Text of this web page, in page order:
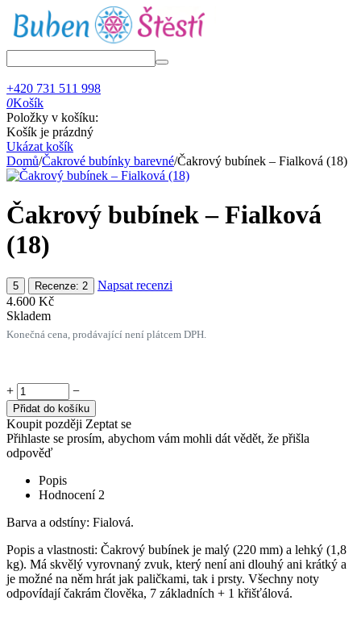
+420 731 511 998
0Košík
Položky v košíku:
Košík je prázdný
Ukázat košík
Domů/Čakrové bubínky barevné/Čakrový bubínek – Fialková (18)
Čakrový bubínek – Fialková
(18)
5 Recenze: 2
Napsat recenzi
4.600 Kč
Skladem
Konečná cena, prodávající není plátcem DPH.
+ −
Přidat do košíku
Koupit později Zeptat se
Přihlaste se prosím, abychom vám mohli dát vědět, že přišla
odpověď
Popis
Hodnocení 2
Barva a odstíny: Fialová.
Popis a vlastnosti: Čakrový bubínek je malý (220 mm) a lehký (1,8
kg). Má skvělý vyrovnaný zvuk, který není ani dlouhý ani krátký a
je možné na něm hrát jak paličkami, tak i prsty. Všechny noty
odpovídají čakrám člověka, 7 základních + 1 křišťálová.